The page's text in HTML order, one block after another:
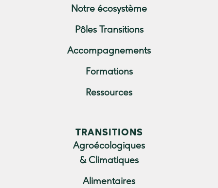
Notre écosystème
Pôles Transitions
Accompagnements
Formations
Ressources
TRANSITIONS
Agroécologiques
& Climatiques
Alimentaires